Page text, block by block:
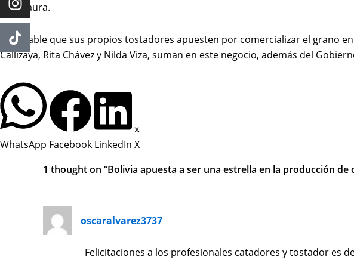
Félix Laura.
Es notable que sus propios tostadores apuesten por comercializar el grano
Callizaya, Rita Chávez y Nilda Viza, suman en este negocio, además del
WhatsApp Facebook LinkedIn X
1 thought on “Bolivia apuesta a ser una estrella en la producción de
oscaralvarez3737
Felicitaciones a los profesionales catadores y tostador es